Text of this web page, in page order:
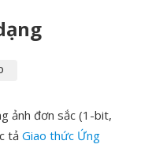
ảnh đơn sắc (1-bit,
tả Giao thức Ứng